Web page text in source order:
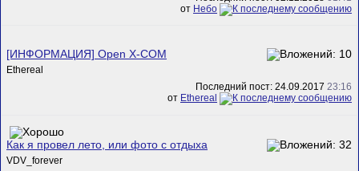
от Небо
[ИНФОРМАЦИЯ] Open X-COM
Ethereal
Последний пост: 24.09.2017 23:16
от Ethereal
Как я провел лето, или фото с отдыха
VDV_forever